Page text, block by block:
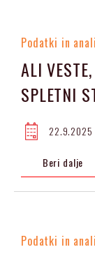
Podatki in
ALI
SPLETNI
22.9.2025
Beri dalje
Podatki in